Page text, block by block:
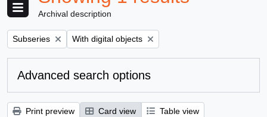
Archival description
Remove filter:
Subseries Remove filter:
With digital objects
Advanced search options
Print preview Card view
Table view